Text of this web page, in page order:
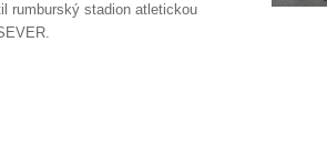
rumburský stadion atletickou